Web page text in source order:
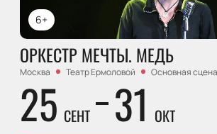
6+
ОРКЕСТР МЕЧТЫ. МЕДЬ
Москва Театр Ермоловой Основная сцена
25 СЕНТ 31 ОКТ